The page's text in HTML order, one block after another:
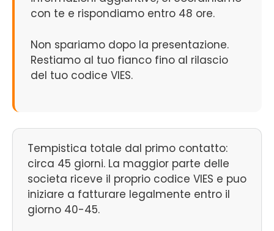
con te e rispondiamo entro 48 ore.
Non spariamo dopo la presentazione.
Restiamo al tuo fianco fino al rilascio
del tuo codice VIES.
Tempistica totale dal primo contatto:
circa 45 giorni. La maggior parte delle
societa riceve il proprio codice VIES e puo
iniziare a fatturare legalmente entro il
giorno 40-45.